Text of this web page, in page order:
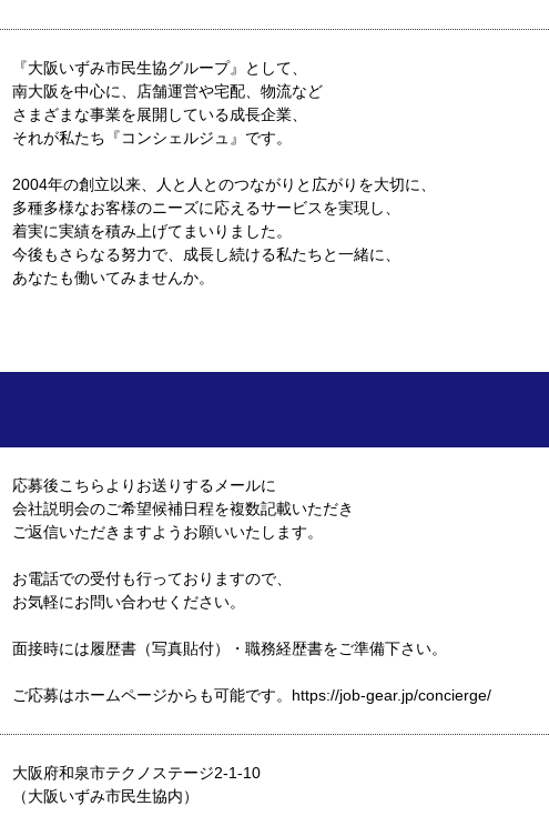
『大阪いずみ市民生協グループ』として、
南大阪を中心に、店舗運営や宅配、物流など
さまざまな事業を展開している成長企業、
それが私たち『コンシェルジュ』です。
2004年の創立以来、人と人とのつながりと広がりを大切に、
多種多様なお客様のニーズに応えるサービスを実現し、
着実に実績を積み上げてまいりました。
今後もさらなる努力で、成長し続ける私たちと一緒に、
あなたも働いてみませんか。
応募後こちらよりお送りするメールに
会社説明会のご希望候補日程を複数記載いただき
ご返信いただきますようお願いいたします。
お電話での受付も行っておりますので、
お気軽にお問い合わせください。
面接時には履歴書（写真貼付）・職務経歴書をご準備下さい。
ご応募はホームページからも可能です。https://job-gear.jp/concierge/
大阪府和泉市テクノステージ2-1-10
（大阪いずみ市民生協内）